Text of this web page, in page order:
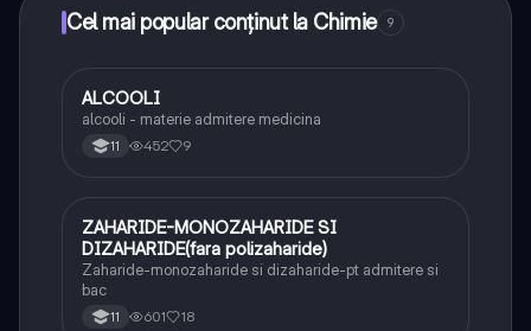
Cel mai popular conținut la Chimie 9
Chimie
ALCOOLI
alcooli - materie admitere medicina
11 452 9
Chimie
ZAHARIDE-MONOZAHARIDE SI
DIZAHARIDE(fara polizaharide)
Zaharide-monozaharide si dizaharide-pt admitere si
bac
11 601 18